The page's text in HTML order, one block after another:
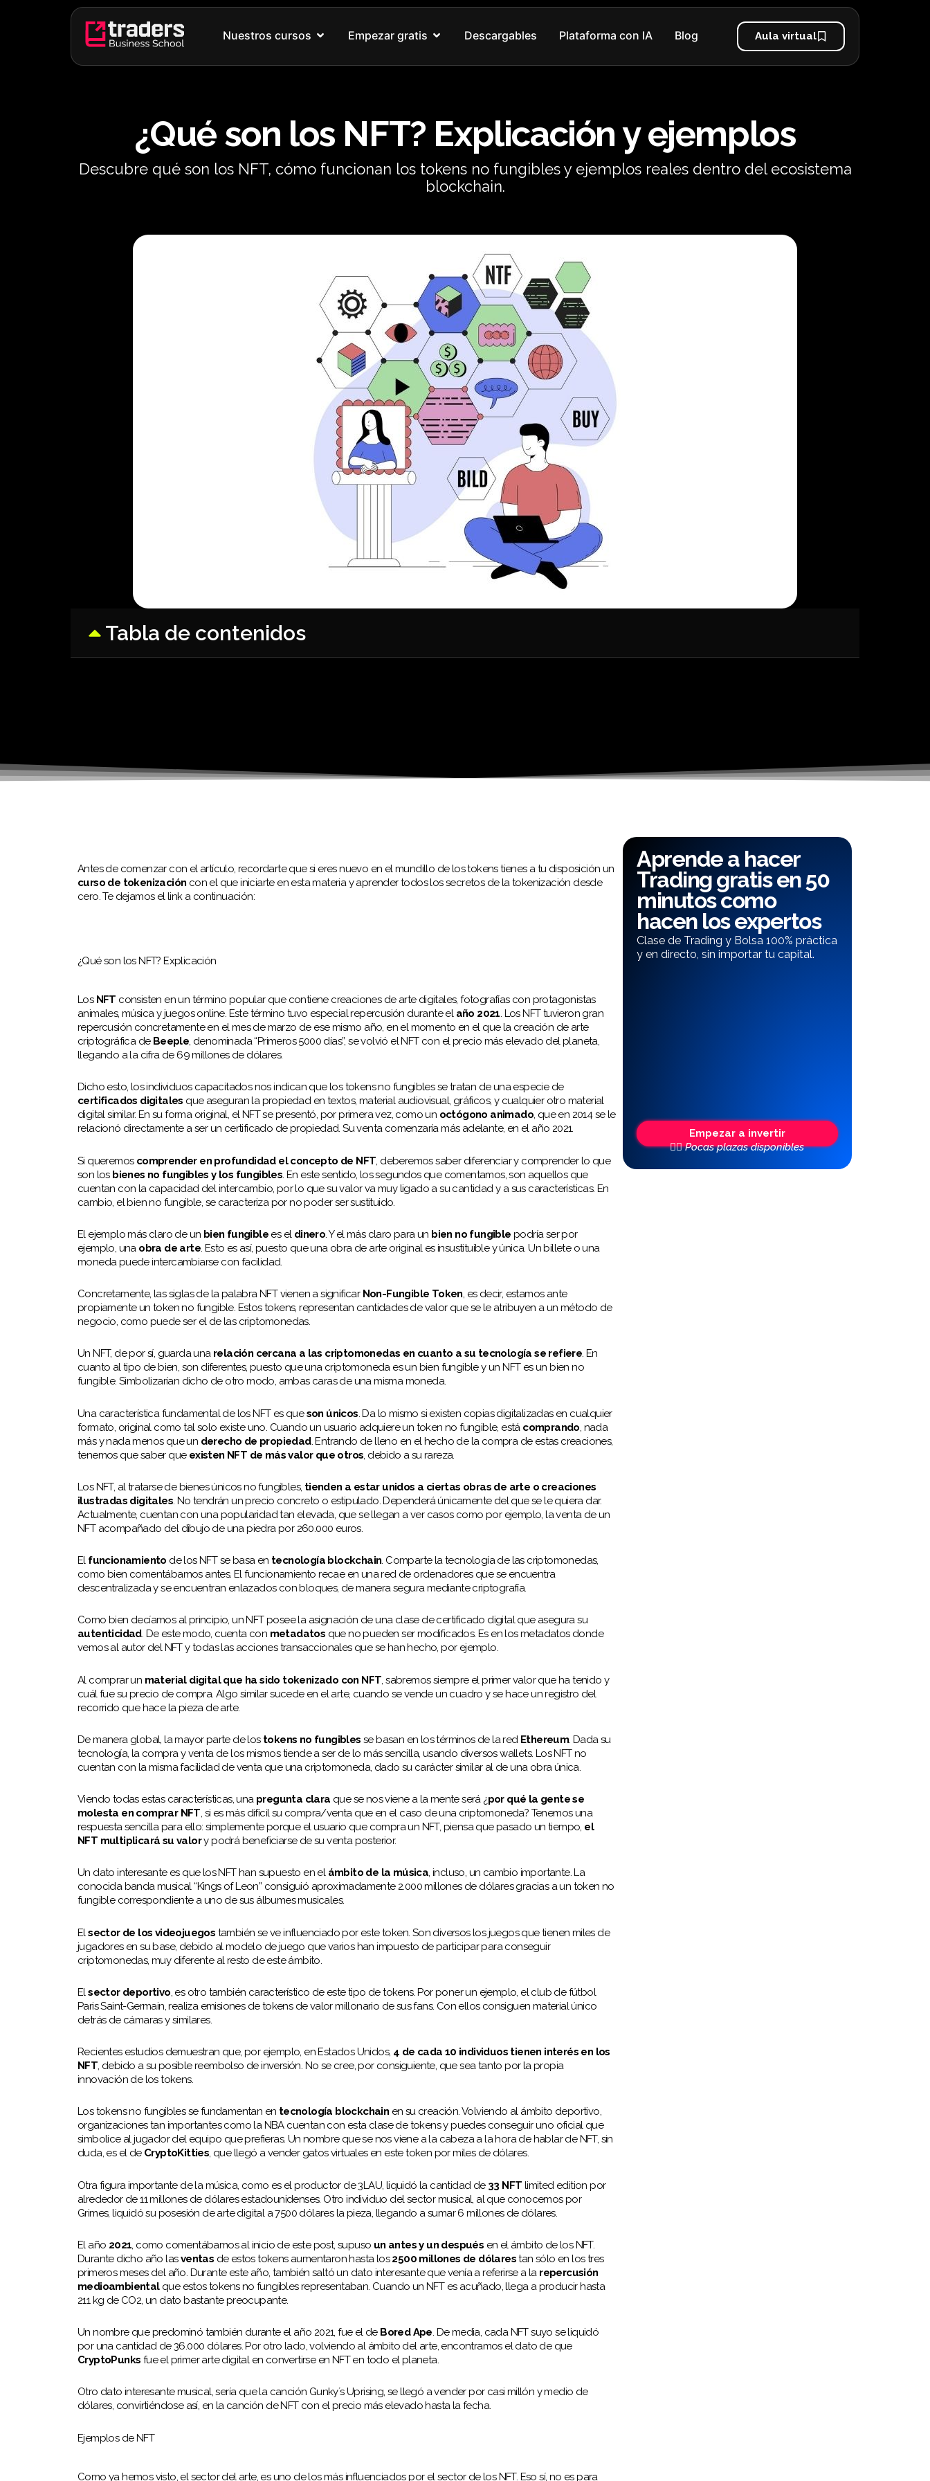
Nuestros cursos Abrir Nuestros cursos
Empezar gratis Abrir Empezar gratis
Descargables Plataforma con IA Blog Aula virtual
¿Qué son los NFT? Explicación y ejemplos
Descubre qué son los NFT, cómo funcionan los tokens no fungibles y ejemplos reales dentro del ecosistema
blockchain.
Tabla de contenidos
Antes de comenzar con el artículo, recordarte que si eres nuevo en el mundillo de los tokens tienes a tu disposición un
curso de tokenización con el que iniciarte en esta materia y aprender todos los secretos de la tokenización desde
cero. Te dejamos el link a continuación:
¿Qué son los NFT? Explicación
Los NFT consisten en un término popular que contiene creaciones de arte digitales, fotografías con protagonistas
animales, música y juegos online. Este término tuvo especial repercusión durante el año 2021. Los NFT tuvieron gran
repercusión concretamente en el mes de marzo de ese mismo año, en el momento en el que la creación de arte
criptográfica de Beeple, denominada “Primeros 5000 días”, se volvió el NFT con el precio más elevado del planeta,
llegando a la cifra de 69 millones de dólares.
Dicho esto, los individuos capacitados nos indican que los tokens no fungibles se tratan de una especie de
certificados digitales que aseguran la propiedad en textos, material audiovisual, gráficos, y cualquier otro material
digital similar. En su forma original, el NFT se presentó, por primera vez, como un octógono animado, que en 2014 se le
relacionó directamente a ser un certificado de propiedad. Su venta comenzaría más adelante, en el año 2021.
Si queremos comprender en profundidad el concepto de NFT , deberemos saber diferenciar y comprender lo que
son los bienes no fungibles y los fungibles . En este sentido, los segundos que comentamos, son aquellos que
cuentan con la capacidad del intercambio, por lo que su valor va muy ligado a su cantidad y a sus características. En
cambio, el bien no fungible, se caracteriza por no poder ser sustituido.
El ejemplo más claro de un bien fungible es el dinero. Y el más claro para un bien no fungible podría ser por
ejemplo, una obra de arte. Esto es así, puesto que una obra de arte original es insustituible y única. Un billete o una
moneda puede intercambiarse con facilidad.
Concretamente, las siglas de la palabra NFT vienen a significar Non-Fungible Token, es decir, estamos ante
propiamente un token no fungible. Estos tokens, representan cantidades de valor que se le atribuyen a un método de
negocio, como puede ser el de las criptomonedas.
Un NFT, de por sí, guarda una relación cercana a las criptomonedas en cuanto a su tecnología se refiere. En
cuanto al tipo de bien, son diferentes, puesto que una criptomoneda es un bien fungible y un NFT es un bien no
fungible. Simbolizarían dicho de otro modo, ambas caras de una misma moneda.
Una característica fundamental de los NFT es queson únicos . Da lo mismo si existen copias digitalizadas en cualquier
formato, original como tal solo existe uno. Cuando un usuario adquiere un token no fungible, está comprando , nada
más y nada menos que un derecho de propiedad. Entrando de lleno en el hecho de la compra de estas creaciones,
tenemos que saber que existen NFT de más valor que otros , debido a su rareza.
Los NFT, al tratarse de bienes únicos no fungibles, tienden a estar unidos a ciertas obras de arte o creaciones
ilustradas digitales. No tendrán un precio concreto o estipulado. Dependerá únicamente del que se le quiera dar.
Actualmente, cuentan con una popularidad tan elevada, que se llegan a ver casos como por ejemplo, la venta de un
NFT acompañado del dibujo de una piedra por 260.000 euros.
El funcionamiento de los NFT se basa en tecnología blockchain. Comparte la tecnología de las criptomonedas,
como bien comentábamos antes. El funcionamiento recae en una red de ordenadores que se encuentra
descentralizada y se encuentran enlazados con bloques, de manera segura mediante criptografía.
Como bien decíamos al principio, un NFT posee la asignación de una clase de certificado digital que asegura su
autenticidad. De este modo, cuenta con metadatos que no pueden ser modificados. Es en los metadatos donde
vemos al autor del NFT y todas las acciones transaccionales que se han hecho, por ejemplo.
Al comprar un material digital que ha sido tokenizado con NFT , sabremos siempre el primer valor que ha tenido y
cuál fue su precio de compra. Algo similar sucede en el arte, cuando se vende un cuadro y se hace un registro del
recorrido que hace la pieza de arte.
De manera global, la mayor parte de los tokens no fungibles se basan en los términos de la red Ethereum. Dada su
tecnología, la compra y venta de los mismos tiende a ser de lo más sencilla, usando diversos wallets. Los NFT no
cuentan con la misma facilidad de venta que una criptomoneda, dado su carácter similar al de una obra única.
Viendo todas estas características, una pregunta clara que se nos viene a la mente será ¿por qué la gente se
molesta en comprar NFT, si es más difícil su compra/venta que en el caso de una criptomoneda? Tenemos una
respuesta sencilla para ello: simplemente porque el usuario que compra un NFT, piensa que pasado un tiempo, el
NFT multiplicará su valory podrá beneficiarse de su venta posterior.
Un dato interesante es que los NFT han supuesto en el ámbito de la música, incluso, un cambio importante. La
conocida banda musical “Kings of Leon” consiguió aproximadamente 2.000 millones de dólares gracias a un token no
fungible correspondiente a uno de sus álbumes musicales.
El sector de los videojuegos también se ve influenciado por este token. Son diversos los juegos que tienen miles de
jugadores en su base, debido al modelo de juego que varios han impuesto de participar para conseguir
criptomonedas, muy diferente al resto de este ámbito.
Elsector deportivo, es otro también característico de este tipo de tokens. Por poner un ejemplo, el club de fútbol
Paris Saint-Germain, realiza emisiones de tokens de valor millonario de sus fans. Con ellos consiguen material único
detrás de cámaras y similares.
Recientes estudios demuestran que, por ejemplo, en Estados Unidos, 4 de cada 10 individuos tienen interés en los
NFT, debido a su posible reembolso de inversión. No se cree, por consiguiente, que sea tanto por la propia
innovación de los tokens.
Los tokens no fungibles se fundamentan en tecnología blockchain en su creación. Volviendo al ámbito deportivo,
organizaciones tan importantes como la NBA cuentan con esta clase de tokens y puedes conseguir uno oficial que
simbolice al jugador del equipo que prefieras. Un nombre que se nos viene a la cabeza a la hora de hablar de NFT, sin
duda, es el de CryptoKitties, que llegó a vender gatos virtuales en este token por miles de dólares.
Otra figura importante de la música, como es el productor de 3LAU, liquidó la cantidad de 33 NFT limited edition por
alrededor de 11 millones de dólares estadounidenses. Otro individuo del sector musical, al que conocemos por
Grimes, liquidó su posesión de arte digital a 7500 dólares la pieza, llegando a sumar 6 millones de dólares.
El año 2021, como comentábamos al inicio de este post, supuso un antes y un después en el ámbito de los NFT.
Durante dicho año lasventas de estos tokens aumentaron hasta los2500 millones de dólarestan sólo en los tres
primeros meses del año. Durante este año, también saltó un dato interesante que venía a referirse a la repercusión
medioambientalque estos tokens no fungibles representaban. Cuando un NFT es acuñado, llega a producir hasta
211 kg de CO2, un dato bastante preocupante.
Un nombre que predominó también durante el año 2021, fue el de Bored Ape. De media, cada NFT suyo se liquidó
por una cantidad de 36.000 dólares. Por otro lado, volviendo al ámbito del arte, encontramos el dato de que
CryptoPunks fue el primer arte digital en convertirse en NFT en todo el planeta.
Otro dato interesante musical, sería que la canción Gunky´s Uprising, se llegó a vender por casi millón y medio de
dólares, convirtiéndose así, en la canción de NFT con el precio más elevado hasta la fecha.
Ejemplos de NFT
Como ya hemos visto, el sector del arte, es uno de los más influenciados por el sector de los NFT. Eso sí, no es para
Aprende a hacer
Trading gratis en 50
minutos como
hacen los expertos
Clase de Trading y Bolsa 100% práctica
y en directo, sin importar tu capital.
Empezar a invertir
👆🏼 Pocas plazas disponibles